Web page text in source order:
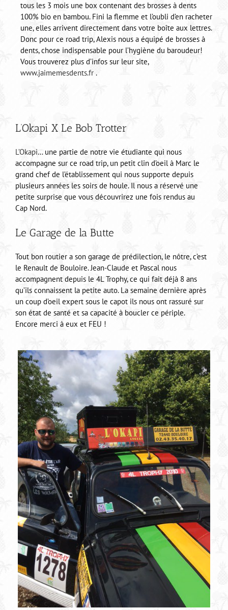
tous les 3 mois une box contenant des brosses à dents
100% bio en bambou. Fini la flemme et l’oubli d’en racheter
une, elles arrivent directement dans votre boîte aux lettres.
Donc pour ce road trip, Alexis nous a équipé de brosses à
dents, chose indispensable pour l’hygiène du baroudeur!
Vous trouverez plus d’infos sur leur site,
www.jaimemesdents.fr .
L’Okapi X Le Bob Trotter
L’Okapi… une partie de notre vie étudiante qui nous
accompagne sur ce road trip, un petit clin d’oeil à Marc le
grand chef de l’établissement qui nous supporte depuis
plusieurs années les soirs de houle. Il nous a réservé une
petite surprise que vous découvrirez une fois rendus au
Cap Nord.
Le Garage de la Butte
Tout bon routier a son garage de prédilection, le nôtre, c’est
le Renault de Bouloire. Jean-Claude et Pascal nous
accompagnent depuis le 4L Trophy, ce qui fait déjà 8 ans
qu’ils connaissent la petite auto. La semaine dernière après
un coup d’oeil expert sous le capot ils nous ont rassuré sur
son état de santé et sa capacité à boucler ce périple.
Encore merci à eux et FEU !